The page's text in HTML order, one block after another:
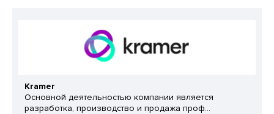
Kramer
Основной деятельностью компании является
разработка, производство и продажа проф...